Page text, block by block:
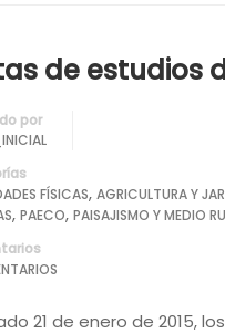
de estudios
por
FÍSICAS, AGRICULTURA Y
, PAECO, PAISAJISMO Y MEDIO
21 de enero de 2015,